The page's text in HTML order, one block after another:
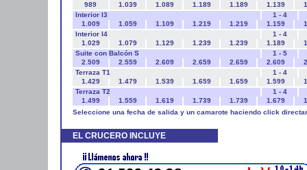
989
1.039 1.089 1.189 1.189 1.139
Interior I3
1 - 4
1.009
1.059 1.109 1.219 1.219 1.159
Interior I4
1 - 4
1.029
1.079 1.129 1.239 1.239 1.189
Suite con Balcón S
1 - 5
2.509
2.559 2.609 2.659 2.659 2.609
Terraza T1
1 - 4
1.429
1.479 1.539 1.659 1.659 1.599
Terraza T2
1 - 4
1.499
1.559 1.619 1.739 1.739 1.679
Seleccione una fecha de salida y un camarote haciendo click
EL CRUCERO INCLUYE